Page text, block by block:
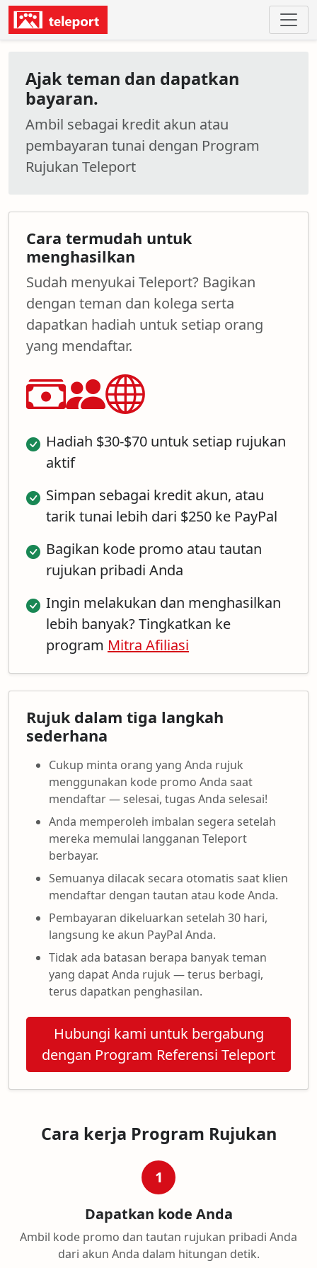
Ajak teman dan dapatkan
bayaran.
Ambil sebagai kredit akun atau
pembayaran tunai dengan Program
Rujukan Teleport
Cara termudah untuk
menghasilkan
Sudah menyukai Teleport? Bagikan
dengan teman dan kolega serta
dapatkan hadiah untuk setiap orang
yang mendaftar.
Hadiah $30-$70 untuk setiap rujukan
aktif
Simpan sebagai kredit akun, atau
tarik tunai lebih dari $250 ke PayPal
Bagikan kode promo atau tautan
rujukan pribadi Anda
Ingin melakukan dan menghasilkan
lebih banyak? Tingkatkan ke
program Mitra Afiliasi
Rujuk dalam tiga langkah
sederhana
Cukup minta orang yang Anda rujuk
menggunakan kode promo Anda saat
mendaftar — selesai, tugas Anda selesai!
Anda memperoleh imbalan segera setelah
mereka memulai langganan Teleport
berbayar.
Semuanya dilacak secara otomatis saat klien
mendaftar dengan tautan atau kode Anda.
Pembayaran dikeluarkan setelah 30 hari,
langsung ke akun PayPal Anda.
Tidak ada batasan berapa banyak teman
yang dapat Anda rujuk — terus berbagi,
terus dapatkan penghasilan.
Hubungi kami untuk bergabung
dengan Program Referensi Teleport
Cara kerja Program Rujukan
1
Dapatkan kode Anda
Ambil kode promo dan tautan rujukan pribadi Anda
dari akun Anda dalam hitungan detik.